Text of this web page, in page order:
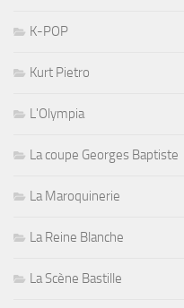
K-POP
Kurt Pietro
L'Olympia
La coupe Georges Baptiste
La Maroquinerie
La Reine Blanche
La Scène Bastille